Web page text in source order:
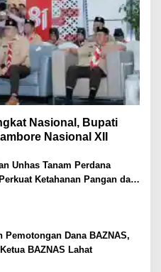
Nasional, Bupati
Nasional XII
Unhas Tanam Perdana
Ketahanan Pangan dan
Pemotongan Dana BAZNAS,
BAZNAS Lahat